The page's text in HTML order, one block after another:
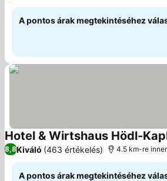
A pontos árak megtekintéséhez
Hotel & Wirtshaus Hödl-
8,8Kiváló (463 értékelés) 4.5 km-re
A pontos árak megtekintéséhez